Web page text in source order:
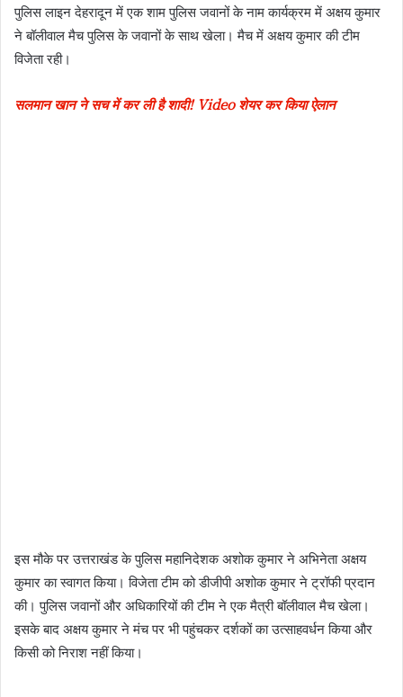
पुलिस लाइन देहरादून में एक शाम पुलिस जवानों के नाम कार्यक्रम में अक्षय कुमार
ने बॉलीवाल मैच पुलिस के जवानों के साथ खेला। मैच में अक्षय कुमार की टीम
विजेता रही।
सलमान खान ने सच में कर ली है शादी! Video शेयर कर किया ऐलान
इस मौके पर उत्तराखंड के पुलिस महानिदेशक अशोक कुमार ने अभिनेता अक्षय
कुमार का स्वागत किया। विजेता टीम को डीजीपी अशोक कुमार ने ट्रॉफी प्रदान
की। पुलिस जवानों और अधिकारियों की टीम ने एक मैत्री बॉलीवाल मैच खेला।
इसके बाद अक्षय कुमार ने मंच पर भी पहुंचकर दर्शकों का उत्साहवर्धन किया और
किसी को निराश नहीं किया।